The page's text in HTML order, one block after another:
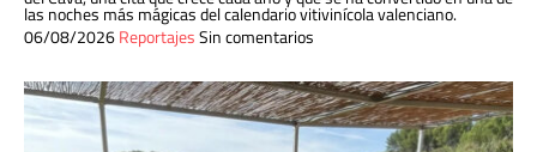
las noches más mágicas del calendario vitivinícola valenciano.
06/08/2026ReportajesSin comentarios